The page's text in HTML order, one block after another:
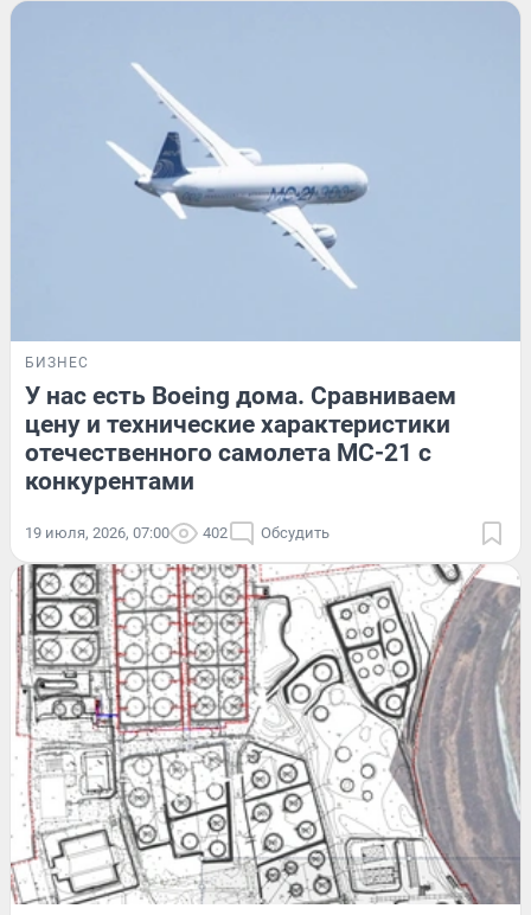
БИЗНЕС
У нас есть Boeing дома. Сравниваем
цену и технические характеристики
отечественного самолета МС-21 с
конкурентами
19 июля, 2026, 07:00 402 Обсудить